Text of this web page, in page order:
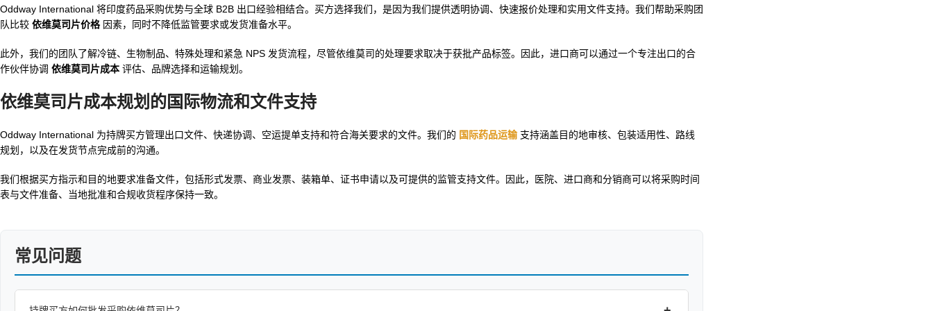
Oddway International 将印度药品采购优势与全球 B2B 出口经验相结合。买方选择我们，是因为我们提供透明协调、快速报价处理和实用文件支持。我们帮助采购团
队比较 依维莫司片价格因素，同时不降低监管要求或发货准备水平。
此外，我们的团队了解冷链、生物制品、特殊处理和紧急 NPS 发货流程，尽管依维莫司的处理要求取决于获批产品标签。因此，进口商可以通过一个专注出口的合
作伙伴协调 依维莫司片成本 评估、品牌选择和运输规划。
依维莫司片成本规划的国际物流和文件支持
Oddway International 为持牌买方管理出口文件、快递协调、空运提单支持和符合海关要求的文件。我们的 国际药品运输支持涵盖目的地审核、包装适用性、路线
规划，以及在发货节点完成前的沟通。
我们根据买方指示和目的地要求准备文件，包括形式发票、商业发票、装箱单、证书申请以及可提供的监管支持文件。因此，医院、进口商和分销商可以将采购时间
表与文件准备、当地批准和合规收货程序保持一致。
常见问题